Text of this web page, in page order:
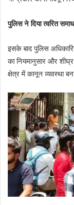
पुलिस ने दिया त्वरित
इसके बाद पुलिस
का नियमानुसार और
क्षेत्र में कानून व्यवस्था